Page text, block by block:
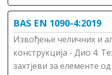
BAS EN 1090-4:2019
Извођење челичних и
конструкција - Дио 4:
захтјеви за елементе од